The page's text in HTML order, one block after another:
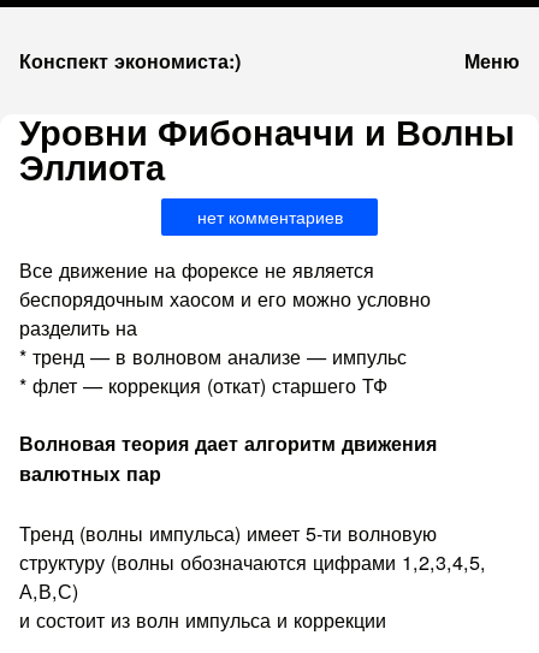
Конспект экономиста:) Меню
Уровни Фибоначчи и Волны
Эллиота
нет комментариев
Все движение на форексе не является
беспорядочным хаосом и его можно условно
разделить на
* тренд — в волновом анализе — импульс
* флет — коррекция (откат) старшего ТФ
Волновая теория дает алгоритм движения
валютных пар
Тренд (волны импульса) имеет 5-ти волновую
структуру (волны обозначаются цифрами 1,2,3,4,5,
А,В,С)
и состоит из волн импульса и коррекции